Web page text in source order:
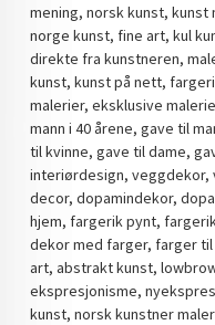
mening, norsk kunst,
norge kunst, fine art, kul
direkte fra kunstneren,
kunst, kunst på nett,
malerier, eksklusive
mann i 40 årene, gave til
til kvinne, gave til dame,
interiørdesign, veggdekor,
decor, dopamindekor,
hjem, fargerik pynt,
dekor med farger, farger
art, abstrakt kunst,
ekspresjonisme,
kunst, norsk kunstner